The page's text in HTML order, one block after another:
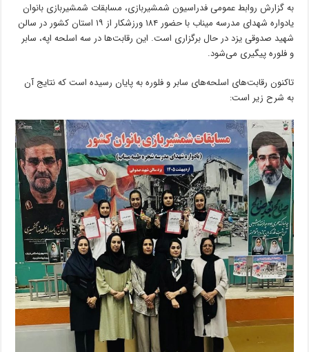
به گزارش روابط عمومی فدراسیون شمشیربازی، مسابقات شمشیربازی بانوان
یادواره شهدای مدرسه میناب با حضور ۱۸۴ ورزشکار از ۱۹ استان کشور در سالن
شهید صدوقی یزد در حال برگزاری است. این رقابت‌ها در سه اسلحه اپه، سابر
و فلوره پیگیری می‌شود.
تاکنون رقابت‌های اسلحه‌های سابر و فلوره به پایان رسیده است که نتایج آن
به شرح زیر است: